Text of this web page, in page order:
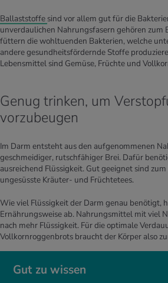
Ballaststoffe sind vor allem gut für die
unverdaulichen Nahrungsfasern gehören zum
füttern die wohltuenden Bakterien, welche
andere gesundheitsfördernde Stoffe
Lebensmittel sind Gemüse, Früchte und
Genug trinken, um
vorzubeugen
Gut zu wissen
Im Darm entsteht aus den aufgenommenen
geschmeidiger, rutschfähiger Brei. Dafür
ausreichend Flüssigkeit. Gut geeignet sind
ungesüsste Kräuter- und Früchtetees.
Wie viel Flüssigkeit der Darm genau benötigt,
Ernährungsweise ab. Nahrungsmittel mit viel
nach mehr Flüssigkeit. Für die optimale
Vollkornroggenbrots braucht der Körper also